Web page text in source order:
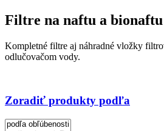
Filtre na naftu a bionaftu
Kompletné filtre aj náhradné vložky
odlučovačom vody.
Zoradiť produkty podľa